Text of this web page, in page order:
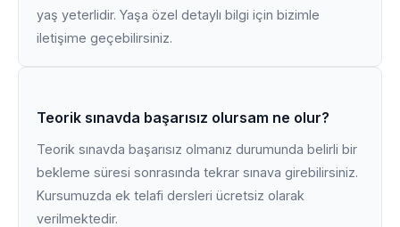
yaş yeterlidir. Yaşa özel detaylı bilgi için bizimle
iletişime geçebilirsiniz.
Teorik sınavda başarısız olursam ne olur?
Teorik sınavda başarısız olmanız durumunda belirli bir
bekleme süresi sonrasında tekrar sınava girebilirsiniz.
Kursumuzda ek telafi dersleri ücretsiz olarak
verilmektedir.